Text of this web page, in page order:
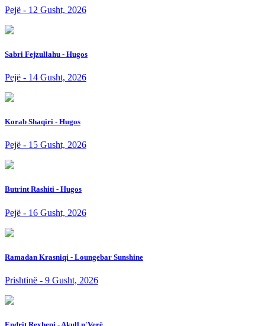
Pejë - 12 Gusht, 2026
Sabri Fejzullahu - Hugos
Pejë - 14 Gusht, 2026
Korab Shaqiri - Hugos
Pejë - 15 Gusht, 2026
Butrint Rashiti - Hugos
Pejë - 16 Gusht, 2026
Ramadan Krasniqi - Loungebar Sunshine
Prishtinë - 9 Gusht, 2026